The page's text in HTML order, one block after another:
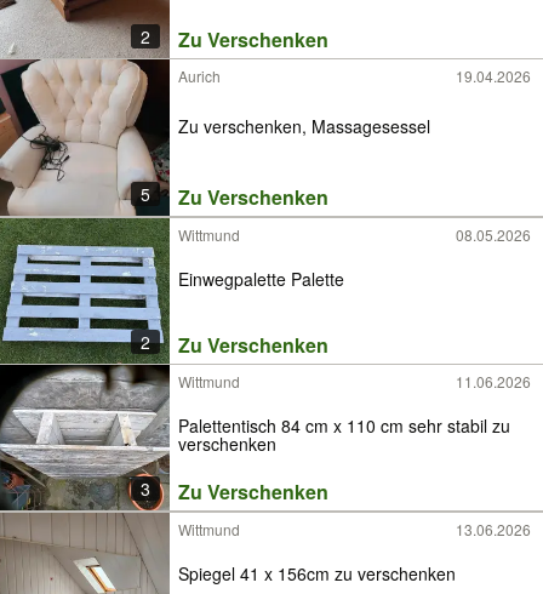
2 Zu Verschenken
5
Aurich 19.04.2026
Zu verschenken, Massagesessel
Zu Verschenken
2
Wittmund 08.05.2026
Einwegpalette Palette
Zu Verschenken
3
Wittmund 11.06.2026
Palettentisch 84 cm x 110 cm sehr stabil zu
verschenken
Zu Verschenken
Wittmund 13.06.2026
Spiegel 41 x 156cm zu verschenken